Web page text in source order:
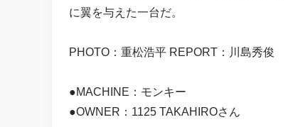
に翼を与えた一台だ。
PHOTO：重松浩平 REPORT：川島秀俊
●MACHINE：モンキー
●OWNER：1125 TAKAHIROさん